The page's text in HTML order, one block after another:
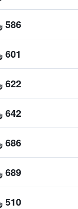
586 ﷼
601 ﷼
622 ﷼
642 ﷼
686 ﷼
689 ﷼
510 ﷼